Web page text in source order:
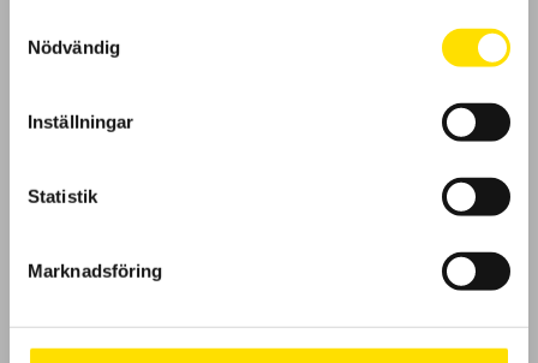
Nödvändig
Inställningar
Statistik
Marknadsföring